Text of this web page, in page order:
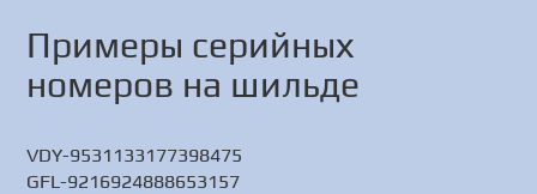
Примеры серийных
номеров на шильде
VDY-9531133177398475
GFL-9216924888653157